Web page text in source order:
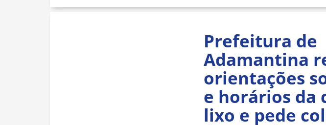
Prefeitura de
Adamantina
orientações
e horários da
lixo e pede